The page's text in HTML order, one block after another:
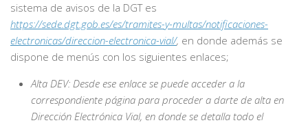
sistema de avisos de la DGT es
https://sede.dgt.gob.es/es/tramites-y-multas/notificaciones-
electronicas/direccion-electronica-vial/, en donde además se
dispone de menús con los siguientes enlaces;
Alta DEV: Desde ese enlace se puede acceder a la
correspondiente página para proceder a darte de alta en
Dirección Electrónica Vial, en donde se detalla todo el